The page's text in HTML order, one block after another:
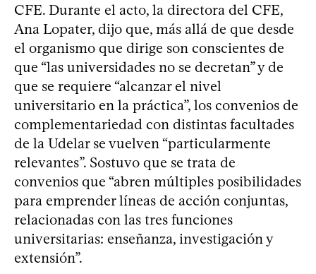
CFE. Durante el acto, la directora del CFE,
Ana Lopater, dijo que, más allá de que desde
el organismo que dirige son conscientes de
que “las universidades no se decretan” y de
que se requiere “alcanzar el nivel
universitario en la práctica”, los convenios de
complementariedad con distintas facultades
de la Udelar se vuelven “particularmente
relevantes”. Sostuvo que se trata de
convenios que “abren múltiples posibilidades
para emprender líneas de acción conjuntas,
relacionadas con las tres funciones
universitarias: enseñanza, investigación y
extensión”.